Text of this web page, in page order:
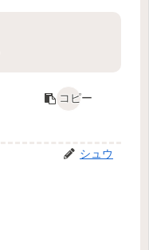
コピー
シュウ